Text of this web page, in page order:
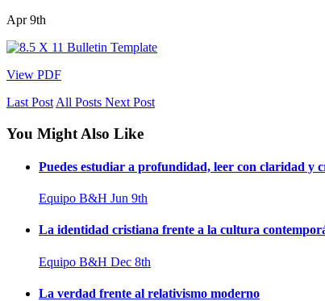
Apr 9th
View PDF
Last Post All Posts Next Post
You Might Also Like
Puedes estudiar a profundidad, leer con claridad y
Equipo B&H Jun 9th
La identidad cristiana frente a la cultura
Equipo B&H Dec 8th
La verdad frente al relativismo moderno